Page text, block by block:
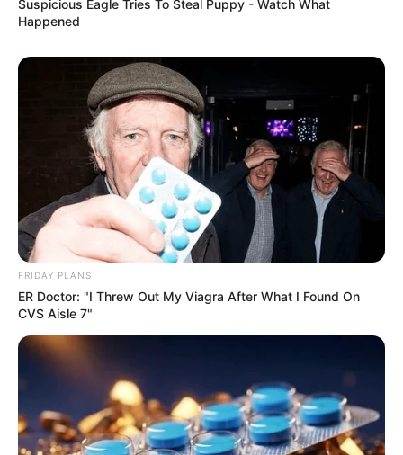
Suspicious Eagle Tries To Steal Puppy - Watch What
Happened
FRIDAY PLANS
ER Doctor: "I Threw Out My Viagra After What I Found On
CVS Aisle 7"